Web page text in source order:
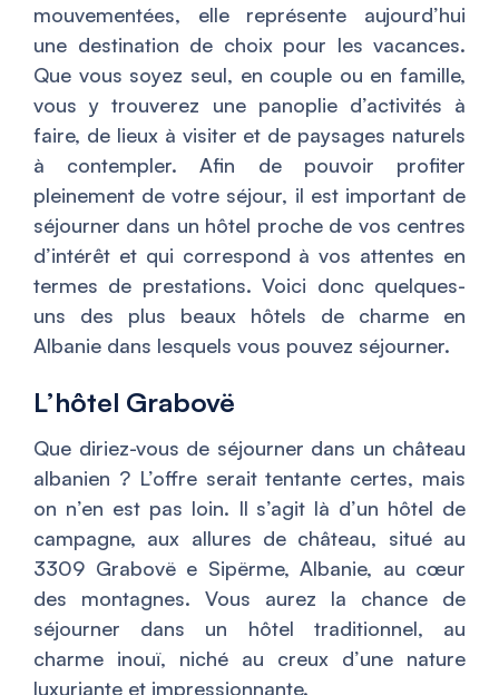
mouvementées, elle représente aujourd’hui
une destination de choix pour les vacances.
Que vous soyez seul, en couple ou en famille,
vous y trouverez une panoplie d’activités à
faire, de lieux à visiter et de paysages naturels
à contempler. Afin de pouvoir profiter
pleinement de votre séjour, il est important de
séjourner dans un hôtel proche de vos centres
d’intérêt et qui correspond à vos attentes en
termes de prestations. Voici donc quelques-
uns des plus beaux hôtels de charme en
Albanie dans lesquels vous pouvez séjourner.
L’hôtel Grabovë
Que diriez-vous de séjourner dans un château
albanien ? L’offre serait tentante certes, mais
on n’en est pas loin. Il s’agit là d’un hôtel de
campagne, aux allures de château, situé au
3309 Grabovë e Sipërme, Albanie, au cœur
des montagnes. Vous aurez la chance de
séjourner dans un hôtel traditionnel, au
charme inouï, niché au creux d’une nature
luxuriante et impressionnante.